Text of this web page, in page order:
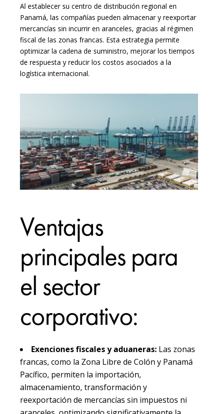
Al establecer su centro de distribución regional en
Panamá, las compañías pueden almacenar y reexportar
mercancías sin incurrir en aranceles, gracias al régimen
fiscal de las zonas francas. Esta estrategia permite
optimizar la cadena de suministro, mejorar los tiempos
de respuesta y reducir los costos asociados a la
logística internacional.
Ventajas
principales para
el sector
corporativo:
Exenciones fiscales y aduaneras: Las zonas
francas, como la Zona Libre de Colón y Panamá
Pacífico, permiten la importación,
almacenamiento, transformación y
reexportación de mercancías sin impuestos ni